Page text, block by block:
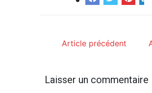
Article précédent
Laisser un commentaire